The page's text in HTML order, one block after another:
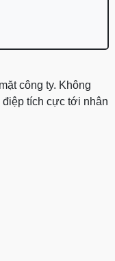
công ty. Không
điệp tích cực tới nhân